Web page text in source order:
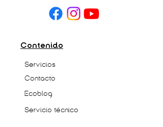
Contenido
Servicios
Contacto
Ecoblog
Servicio técnico